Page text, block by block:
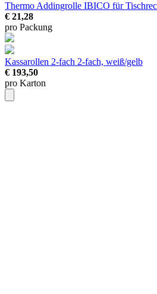
Thermo Addingrolle IBICO für
€ 21,28
pro Packung
Kassarollen 2-fach 2-fach, weiß/gelb
€ 193,50
pro Karton